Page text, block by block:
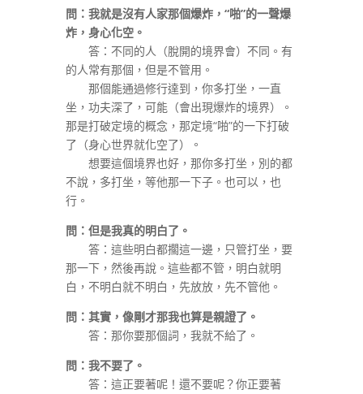
問：我就是沒有人家那個爆炸， “啪”的一聲爆
炸，身心化空。
答：不同的人（脫開的境界會）不同。有
的人常有那個，但是不管用。
那個能通過修行達到，你多打坐，一直
坐，功夫深了，可能（會出現爆炸的境界）。
那是打破定境的概念，那定境“啪”的一下打破
了（身心世界就化空了）。
想要這個境界也好，那你多打坐，別的都
不說，多打坐，等他那一下子。也可以，也
行。
問：但是我真的明白了。
答：這些明白都擱這一邊，只管打坐，要
那一下，然後再說。這些都不管，明白就明
白，不明白就不明白，先放放，先不管他。
問：其實，像剛才那我也算是親證了。
答：那你要那個詞，我就不給了。
問：我不要了。
答：這正要著呢！還不要呢？你正要著